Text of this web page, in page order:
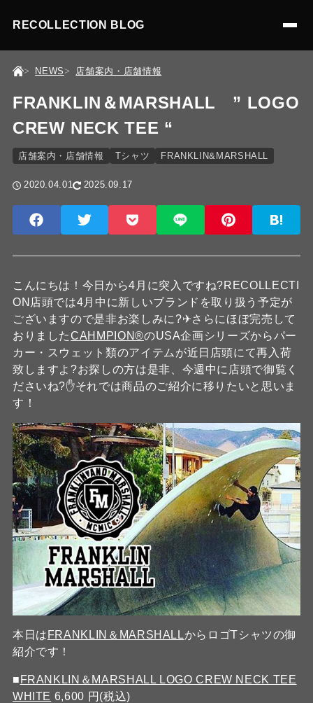
RECOLLECTION BLOG
NEWS 店舗案内・店舗情報
FRANKLIN＆MARSHALL ” LOGO
CREW NECK TEE “
店舗案内・店舗情報 Tシャツ FRANKLIN&MARSHALL
2020.04.01 2025.09.17
こんにちは！今日から4月に突入ですね?RECOLLECTI
ON店頭では4月中に新しいブランドを取り扱う予定が
ございますので是非お楽しみに?✈さらにほぼ完売して
おりましたCAHMPION®のUSA企画シリーズからパー
カー・スウェット類のアイテムが近日店頭にて再入荷
致しますよ?お探しの方は是非、今週中に店頭で御覧く
ださいね?✋それでは商品のご紹介に移りたいと思いま
す！
本日は FRANKLIN＆MARSHALLからロゴTシャツの御
紹介です！
■ FRANKLIN＆MARSHALL LOGO CREW NECK TEE
WHITE 6,600 円(税込)